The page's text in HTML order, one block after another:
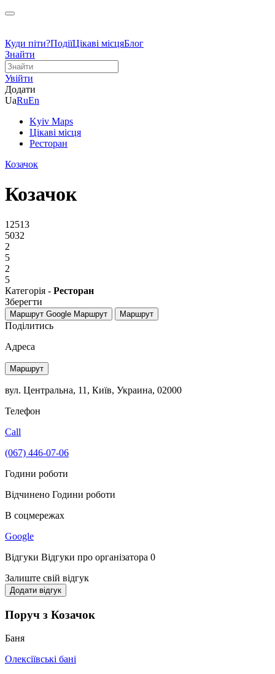
Куди піти?ПодіїЦікаві місцяБлог
Знайти
Увійти
Додати
UaRuEn
Kyiv Maps
Цікаві місця
Ресторан
Козачок
Козачок
12513
5032
2
5
2
5
Категорія - Ресторан
Зберегти
Маршрут Google Маршрут Маршрут
Поділитись
Адреса
Маршрут
вул. Центральна, 11, Київ, Украина, 02000
Телефон
Call
(067) 446-07-06
Години роботи
Відчинено Години роботи
В соцмережах
Google
Відгуки Відгуки про організатора 0
Залиште свій відгук
Додати відгук
Поруч з Козачок
Баня
Олексіївські бані